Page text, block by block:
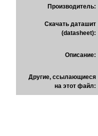
Производитель:
Скачать даташит
(datasheet):
Описание:
Другие, ссылающиеся
на этот файл: